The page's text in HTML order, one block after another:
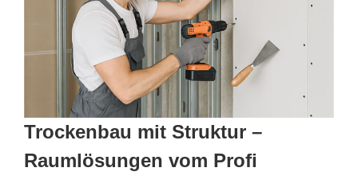
Trockenbau mit Struktur –
Raumlösungen vom Profi